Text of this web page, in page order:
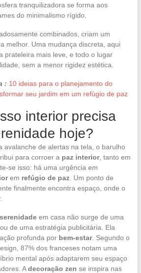
tranquilizadora se forma aos
do minimalismo rígido.
combinados, criam um
melhor. Uma mudança discreta, aqui
prateleira mais leve, e todo o lugar
sem a menor rigidez estética.
: 10 ideias para o planejamento do
seu jardim em um refúgio de paz
interior precisa
hoje?
avalanche de alertas na tela, o barulho
para corroer a paz interior, tanto em
se isso: há uma urgência em
em refúgio de paz. Um ponto de
finalmente encontra espaço, onde o
serenidadeem casa não surge de uma
de uma estratégia publicitária. Ela
profunda por bem-estar. Segundo o
87% dos franceses notam uma
mental após adaptarem seu espaço
Adecoração zen se inspira nas